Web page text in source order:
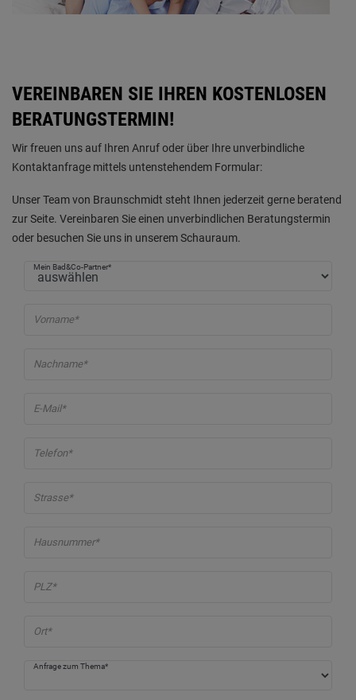
VEREINBAREN SIE IHREN KOSTENLOSEN
BERATUNGSTERMIN!
Wir freuen uns auf Ihren Anruf oder über Ihre unverbindliche
Kontaktanfrage mittels untenstehendem Formular:
Unser Team von Braunschmidt steht Ihnen jederzeit gerne beratend
zur Seite. Vereinbaren Sie einen unverbindlichen Beratungstermin
oder besuchen Sie uns in unserem Schauraum.
Mein Bad&Co-Partner*
Vorname*
Nachname*
E-Mail*
Telefon*
Strasse*
Hausnummer*
PLZ*
Ort*
Anfrage zum Thema*